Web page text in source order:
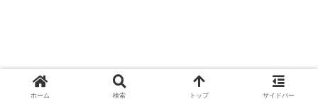
ホーム 検索 トップ サイドバー